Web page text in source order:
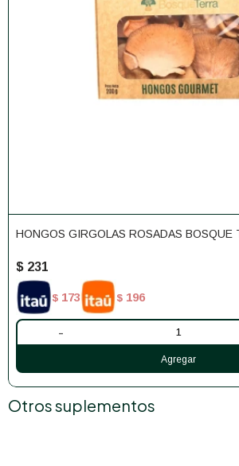
HONGOS GIRGOLAS ROSADAS BOSQUE
$ 231
$ 173 $ 196
-
Otros suplementos